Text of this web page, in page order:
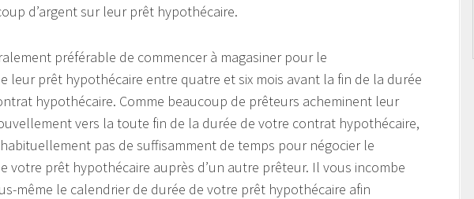
d’argent sur leur prêt hypothécaire.
préférable de commencer à magasiner pour le
leur prêt hypothécaire entre quatre et six mois avant la fin de la durée
hypothécaire. Comme beaucoup de prêteurs acheminent leur
vers la toute fin de la durée de votre contrat hypothécaire,
pas de suffisamment de temps pour négocier le
votre prêt hypothécaire auprès d’un autre prêteur. Il vous incombe
même le calendrier de durée de votre prêt hypothécaire afin